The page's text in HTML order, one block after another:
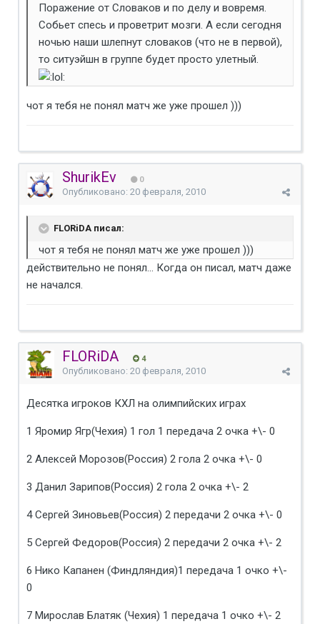
Поражение от Словаков и по делу и вовремя.
Собьет спесь и проветрит мозги. А если сегодня
ночью наши шлепнут словаков (что не в первой),
то ситуэйшн в группе будет просто улетный.
чот я тебя не понял матч же уже прошел )))
ShurikEv 0
Опубликовано: 20 февраля, 2010
FLORiDA писал:
чот я тебя не понял матч же уже прошел )))
действительно не понял... Когда он писал, матч даже
не начался.
FLORiDA 4
Опубликовано: 20 февраля, 2010
Десятка игроков КХЛ на олимпийских играх
1 Яромир Ягр(Чехия) 1 гол 1 передача 2 очка +\- 0
2 Алексей Морозов(Россия) 2 гола 2 очка +\- 0
3 Данил Зарипов(Россия) 2 гола 2 очка +\- 2
4 Сергей Зиновьев(Россия) 2 передачи 2 очка +\- 0
5 Сергей Федоров(Россия) 2 передачи 2 очка +\- 2
6 Нико Капанен (Финдляндия)1 передача 1 очко +\-
0
7 Мирослав Блатяк (Чехия) 1 передача 1 очко +\- 2